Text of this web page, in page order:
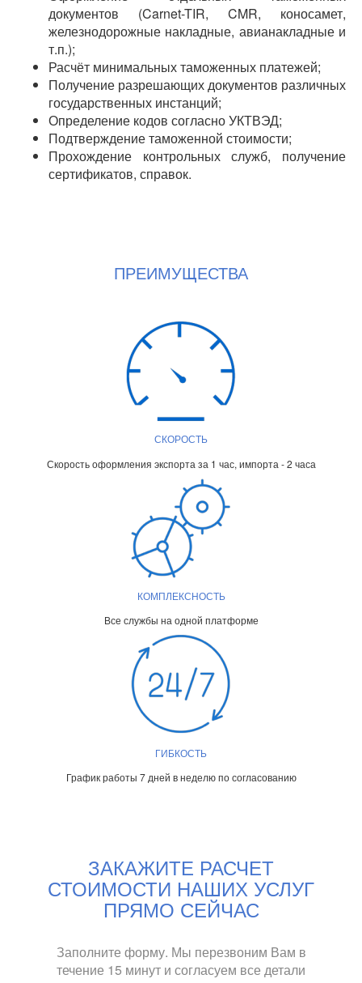
документов (Carnet-TIR, CMR, коносамет,
железнодорожные накладные, авианакладные и
т.п.);
Расчёт минимальных таможенных платежей;
Получение разрешающих документов различных
государственных инстанций;
Определение кодов согласно УКТВЭД;
Подтверждение таможенной стоимости;
Прохождение контрольных служб, получение
сертификатов, справок.
ПРЕИМУЩЕСТВА
СКОРОСТЬ
Скорость оформления экспорта за 1 час, импорта - 2 часа
КОМПЛЕКСНОСТЬ
Все службы на одной платформе
ГИБКОСТЬ
График работы 7 дней в неделю по согласованию
ЗАКАЖИТЕ РАСЧЕТ
СТОИМОСТИ НАШИХ УСЛУГ
ПРЯМО СЕЙЧАС
Заполните форму. Мы перезвоним Вам в
течение 15 минут и согласуем все детали